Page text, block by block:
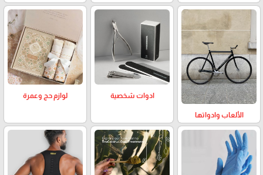
الألعاب وادواتها
ادوات شخصية لوازم حج وعمرة